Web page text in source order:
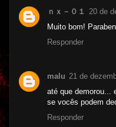
ｎｘ－０１ 20 de
Muito bom!
Responder
malu 21 de
até que demorou...
se vocês podem
Responder